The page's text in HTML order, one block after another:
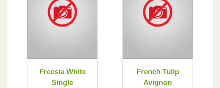
Freesia White
Single
French Tulip
Avignon